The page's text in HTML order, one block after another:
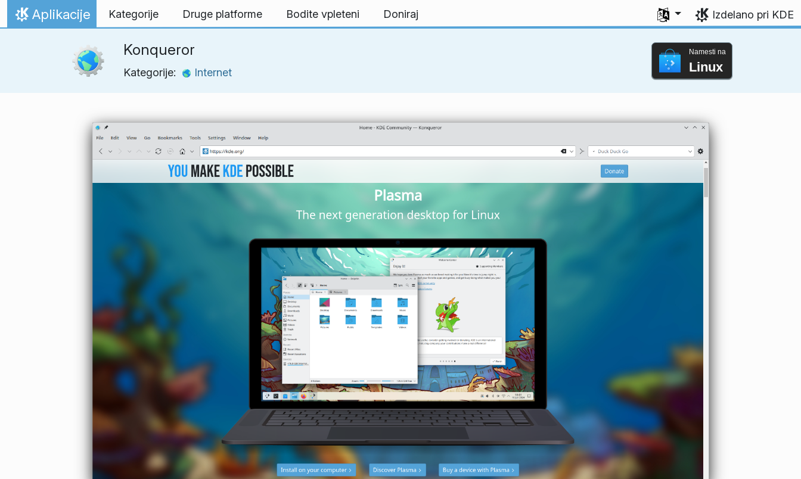
Preskoči na vsebino
Domov
Aplikacije Kategorije Druge platforme Bodite vpleteni Doniraj
Izberite svoj jezik
Izdelano pri KDE
Konqueror
Kategorije: Internet
Namesti na
Linux